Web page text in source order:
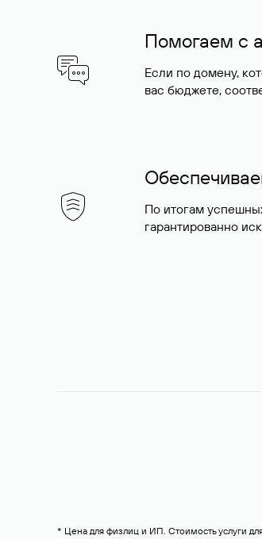
Помогаем с
Если по домену,
вас бюджете,
По итогам
гарантированно
* Цена для физлиц и ИП. Стоимость услуги